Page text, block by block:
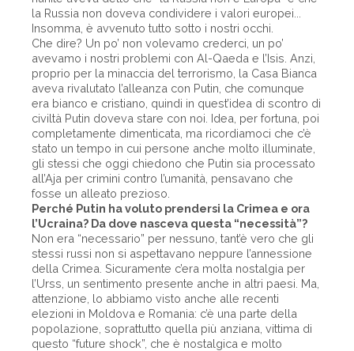
la Russia non doveva condividere i valori europei...
Insomma, è avvenuto tutto sotto i nostri occhi.
Che dire? Un po’ non volevamo crederci, un po’
avevamo i nostri problemi con Al-Qaeda e l’Isis. Anzi,
proprio per la minaccia del terrorismo, la Casa Bianca
aveva rivalutato l’alleanza con Putin, che comunque
era bianco e cristiano, quindi in quest’idea di scontro di
civiltà Putin doveva stare con noi. Idea, per fortuna, poi
completamente dimenticata, ma ricordiamoci che c’è
stato un tempo in cui persone anche molto illuminate,
gli stessi che oggi chiedono che Putin sia processato
all’Aja per crimini contro l’umanità, pensavano che
fosse un alleato prezioso.
Perché Putin ha voluto prendersi la Crimea e ora
l’Ucraina? Da dove nasceva questa “necessità”?
Non era “necessario” per nessuno, tant’è vero che gli
stessi russi non si aspettavano neppure l’annessione
della Crimea. Sicuramente c’era molta nostalgia per
l’Urss, un sentimento presente anche in altri paesi. Ma,
attenzione, lo abbiamo visto anche alle recenti
elezioni in Moldova e Romania: c’è una parte della
popolazione, soprattutto quella più anziana, vittima di
questo “future shock”, che è nostalgica e molto